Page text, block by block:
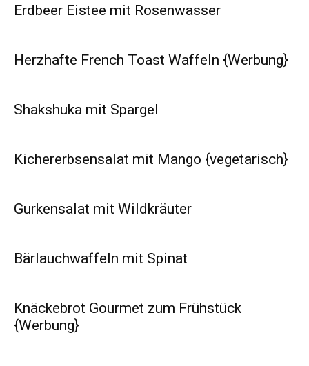
Erdbeer Eistee mit Rosenwasser
Herzhafte French Toast Waffeln {Werbung}
Shakshuka mit Spargel
Kichererbsensalat mit Mango {vegetarisch}
Gurkensalat mit Wildkräuter
Bärlauchwaffeln mit Spinat
Knäckebrot Gourmet zum Frühstück
{Werbung}